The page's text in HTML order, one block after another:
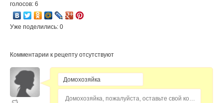
голосов: 6
Уже поделились: 0
Комментарии к рецепту отсутствуют
Домохозяйка, пожалуйста, оставьте свой комментарий...